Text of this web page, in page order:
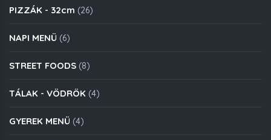
PIZZÁK - 32cm (26)
NAPI MENÜ (6)
STREET FOODS (8)
TÁLAK - VÖDRÖK (4)
GYEREK MENÜ (4)